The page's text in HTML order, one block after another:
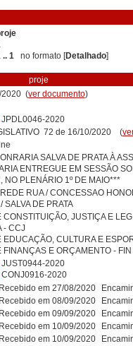
.. 1 no formato [Detalhado]
proje
2020 (ver documento)
2020
72 de 16/10/2020 (
SALVA DE PRATA À
ENTREGUE EM SESSÃO
NO PLENÁRIO 1º DE MAIO***
RUA / CONCESSAO
SALVA DE PRATA
CONSTITUIÇÃO, JUSTIÇA E
- CCJ
EDUCAÇÃO, CULTURA E
FINANÇAS E ORÇAMENTO - FIN
2020
2020
Recebido em 27/08/2020
Recebido em 08/09/2020
Recebido em 09/09/2020
Recebido em 10/09/2020
Recebido em 10/09/2020